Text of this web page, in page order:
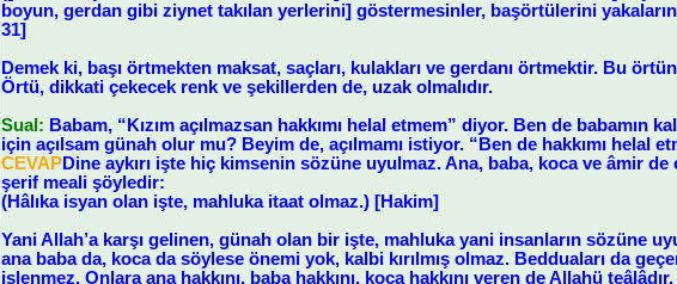
boyun, gerdan gibi ziynet takılan yerlerini] göstermesinler, başörtülerini
31]
Demek ki, başı örtmekten maksat, saçları, kulakları ve gerdanı örtmektir. Bu
Örtü, dikkati çekecek renk ve şekillerden de, uzak olmalıdır.
Sual: Babam, “Kızım açılmazsan hakkımı helal etmem” diyor. Ben de babamın
için açılsam günah olur mu? Beyim de, açılmamı istiyor. “Ben de hakkımı helal
CEVAPDine aykırı işte hiç kimsenin sözüne uyulmaz. Ana, baba, koca ve âmir
şerif meali şöyledir:
(Hâlıka isyan olan işte, mahluka itaat olmaz.) [Hakim]
Yani Allah’a karşı gelinen, günah olan bir işte, mahluka yani insanların sözüne
ana baba da, koca da söylese önemi yok, kalbi kırılmış olmaz. Bedduaları da
işlenmez. Onlara ana hakkını, baba hakkını, koca hakkını veren de Allahü